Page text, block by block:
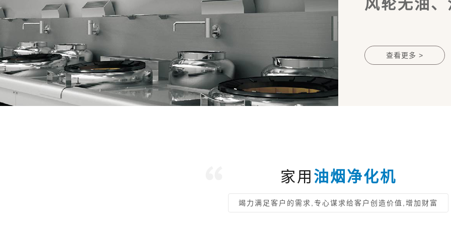
风轮无油
查看更多 >
家用 油烟净化机
竭力满足客户的需求,专心谋求给客户创造价值,增加财富